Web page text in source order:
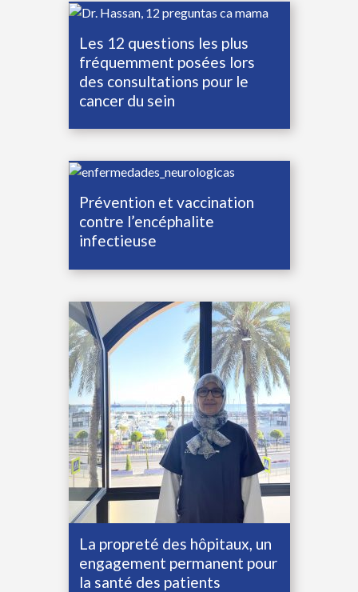
Les 12 questions les plus
fréquemment posées lors
des consultations pour le
cancer du sein
Prévention et vaccination
contre l’encéphalite
infectieuse
La propreté des hôpitaux, un
engagement permanent pour
la santé des patients